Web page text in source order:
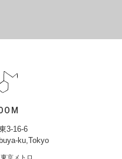
3-16-6
ku,Tokyo
京メトロ